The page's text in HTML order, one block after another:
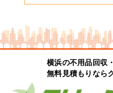
横浜の不用品回収
無料見積もりなら